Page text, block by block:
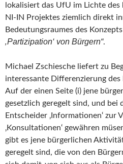
lokalisiert das UfU im Lichte des
NI-IN Projektes ziemlich direkt
Bedeutungsraumes des Konzepts
‚Partizipation‘ von Bürgern“.
Michael Zschiesche liefert zu
interessante Differenzierung
Auf der einen Seite (i) jene
gesetzlich geregelt sind, und bei
Entscheider ‚Informationen‘ zur
‚Konsultationen‘ gewähren
gibt es jene bürgerlichen
geregelt sind, die von den